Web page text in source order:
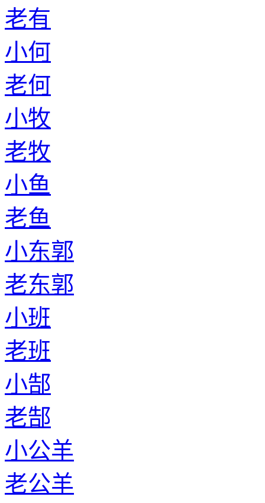
老有
小何
老何
小牧
老牧
小鱼
老鱼
小东郭
老东郭
小班
老班
小郜
老郜
小公羊
老公羊